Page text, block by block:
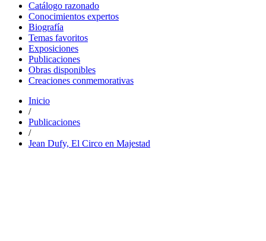
Jean Dufy
Jacques Bailly - Catalogue raisonné de l'œuvre de Jean Dufy
Catálogo razonado
Conocimientos expertos
Biografía
Temas favoritos
Exposiciones
Publicaciones
Obras disponibles
Creaciones conmemorativas
Inicio
/
Publicaciones
/
Jean Dufy, El Circo en Majestad